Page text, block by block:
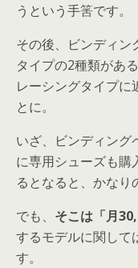
うという手筈です。
その後、ビンディン
タイプの2種類があ
レーシングタイプに
とに。
いざ、ビンディング
に専用シューズも購
るとなると、かなり
でも、 そこは「月
するモデルに関して
す。